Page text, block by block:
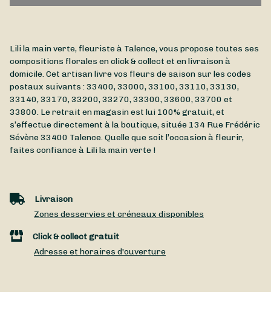
Lili la main verte, fleuriste à Talence, vous propose toutes ses
compositions florales en click & collect et en livraison à
domicile. Cet artisan livre vos fleurs de saison sur les codes
postaux suivants : 33400, 33000, 33100, 33110, 33130,
33140, 33170, 33200, 33270, 33300, 33600, 33700 et
33800. Le retrait en magasin est lui 100% gratuit, et
s’effectue directement à la boutique, située 134 Rue Frédéric
Sévène33400 Talence. Quelle que soit l’occasion à fleurir,
faites confiance à Lili la main verte !
Livraison
Zones desservies et créneaux disponibles
Click & collect gratuit
Adresse et horaires d'ouverture